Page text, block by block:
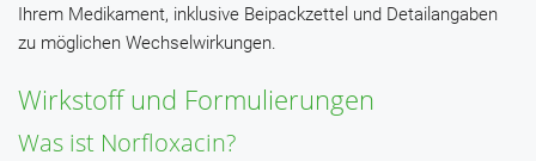
Ihrem Medikament, inklusive Beipackzettel und Detailangaben
zu möglichen Wechselwirkungen.
Wirkstoff und Formulierungen
Was ist Norfloxacin?